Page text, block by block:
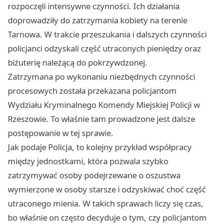
rozpoczęli intensywne czynności. Ich działania
doprowadziły do zatrzymania kobiety na terenie
Tarnowa. W trakcie przeszukania i dalszych czynności
policjanci odzyskali część utraconych pieniędzy oraz
biżuterię należącą do pokrzywdzonej.
Zatrzymana po wykonaniu niezbędnych czynności
procesowych została przekazana policjantom
Wydziału Kryminalnego Komendy Miejskiej Policji w
Rzeszowie. To właśnie tam prowadzone jest dalsze
postępowanie w tej sprawie.
Jak podaje Policja, to kolejny przykład współpracy
między jednostkami, która pozwala szybko
zatrzymywać osoby podejrzewane o oszustwa
wymierzone w osoby starsze i odzyskiwać choć część
utraconego mienia. W takich sprawach liczy się czas,
bo właśnie on często decyduje o tym, czy policjantom